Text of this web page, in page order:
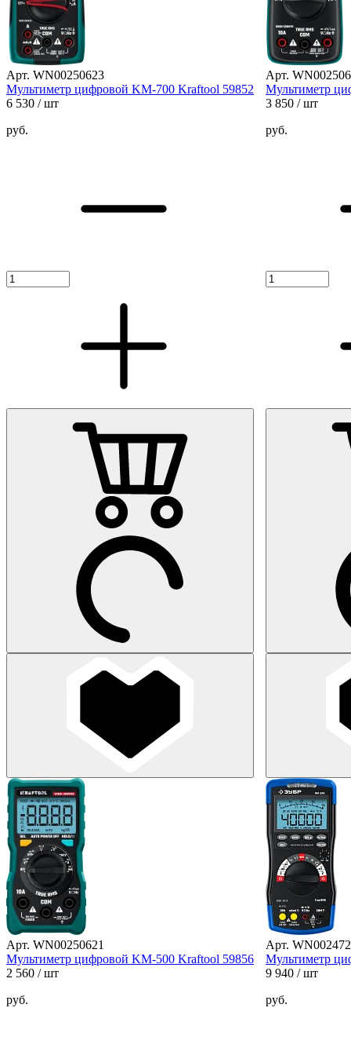
Арт. WN00250623
Мультиметр цифровой KM-700 Kraftool 59852
6 530 / шт
руб.
Арт.
Мультиметр
3 850 / шт
руб.
Арт. WN00250621
Мультиметр цифровой KM-500 Kraftool 59856
2 560 / шт
руб.
Арт.
Мультиметр
9 940 / шт
руб.